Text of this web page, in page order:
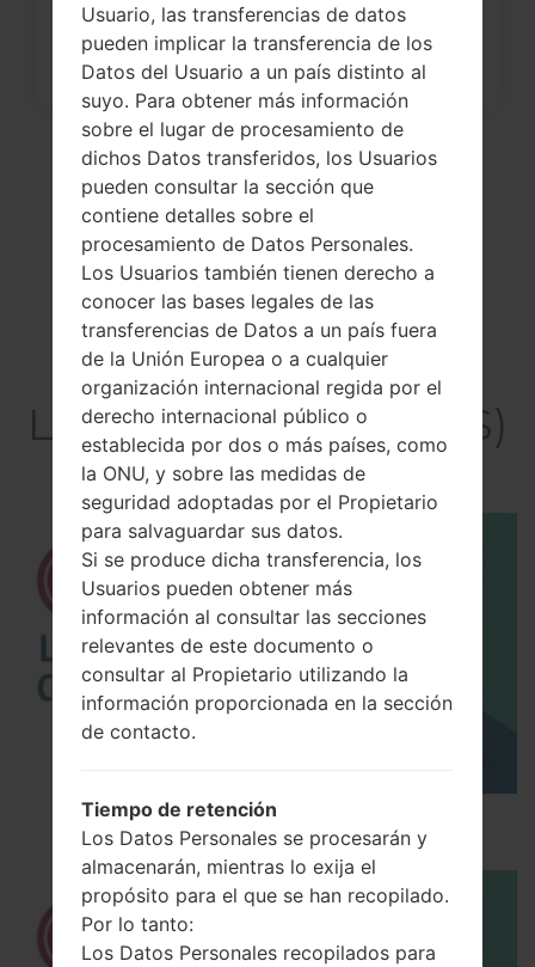
El vídeo
LGX230DS(LGX230DS)
akaLG K4 2017
Los 5 principales Códigos Secretos para LG!
Usuario, las transferencias de datos
pueden implicar la transferencia de los
Datos del Usuario a un país distinto al
suyo. Para obtener más información
sobre el lugar de procesamiento de
dichos Datos transferidos, los Usuarios
pueden consultar la sección que
contiene detalles sobre el
procesamiento de Datos Personales.
Los Usuarios también tienen derecho a
conocer las bases legales de las
transferencias de Datos a un país fuera
de la Unión Europea o a cualquier
organización internacional regida por el
derecho internacional público o
establecida por dos o más países, como
la ONU, y sobre las medidas de
seguridad adoptadas por el Propietario
para salvaguardar sus datos.
Si se produce dicha transferencia, los
Usuarios pueden obtener más
información al consultar las secciones
relevantes de este documento o
consultar al Propietario utilizando la
información proporcionada en la sección
de contacto.
Tiempo de retención
Los Datos Personales se procesarán y
almacenarán, mientras lo exija el
propósito para el que se han recopilado.
Por lo tanto:
Los Datos Personales recopilados para